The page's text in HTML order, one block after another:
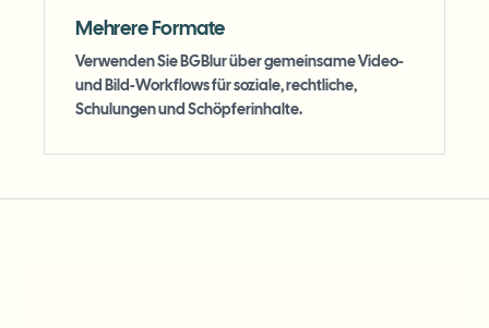
Mehrere Formate
Verwenden Sie BGBlur über gemeinsame Video-
und Bild-Workflows für soziale, rechtliche,
Schulungen und Schöpferinhalte.